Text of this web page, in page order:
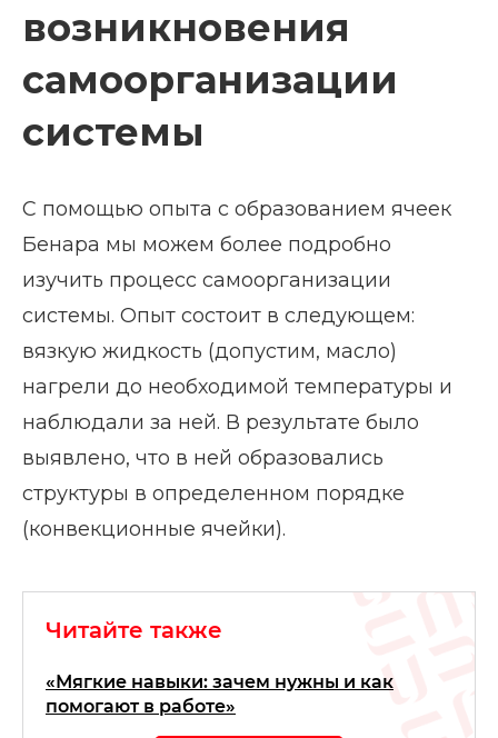
возникновения
самоорганизации
системы
С помощью опыта с образованием ячеек
Бенара мы можем более подробно
изучить процесс самоорганизации
системы. Опыт состоит в следующем:
вязкую жидкость (допустим, масло)
нагрели до необходимой температуры и
наблюдали за ней. В результате было
выявлено, что в ней образовались
структуры в определенном порядке
(конвекционные ячейки).
Читайте также
«Мягкие навыки: зачем нужны и как
помогают в работе»